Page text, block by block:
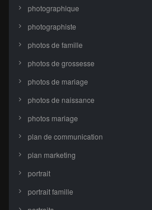
photographique
photographiste
photos de famille
photos de grossesse
photos de mariage
photos de naissance
photos mariage
plan de communication
plan marketing
portrait
portrait famille